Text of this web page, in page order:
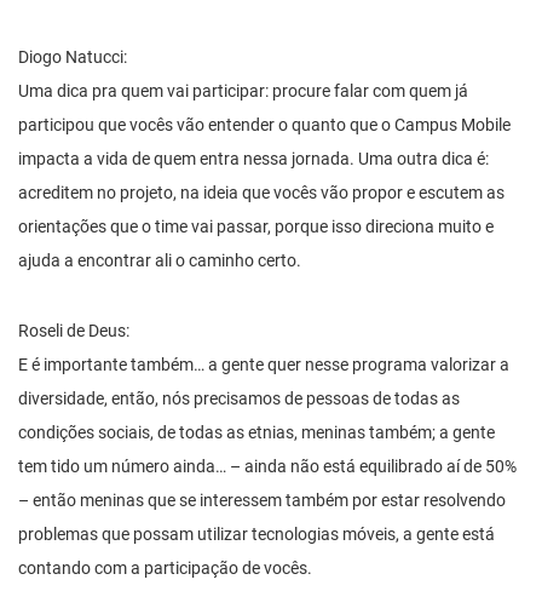
Diogo Natucci:
Uma dica pra quem vai participar: procure falar com quem já
participou que vocês vão entender o quanto que o Campus Mobile
impacta a vida de quem entra nessa jornada. Uma outra dica é:
acreditem no projeto, na ideia que vocês vão propor e escutem as
orientações que o time vai passar, porque isso direciona muito e
ajuda a encontrar ali o caminho certo.
Roseli de Deus:
E é importante também… a gente quer nesse programa valorizar a
diversidade, então, nós precisamos de pessoas de todas as
condições sociais, de todas as etnias, meninas também; a gente
tem tido um número ainda… – ainda não está equilibrado aí de 50%
– então meninas que se interessem também por estar resolvendo
problemas que possam utilizar tecnologias móveis, a gente está
contando com a participação de vocês.